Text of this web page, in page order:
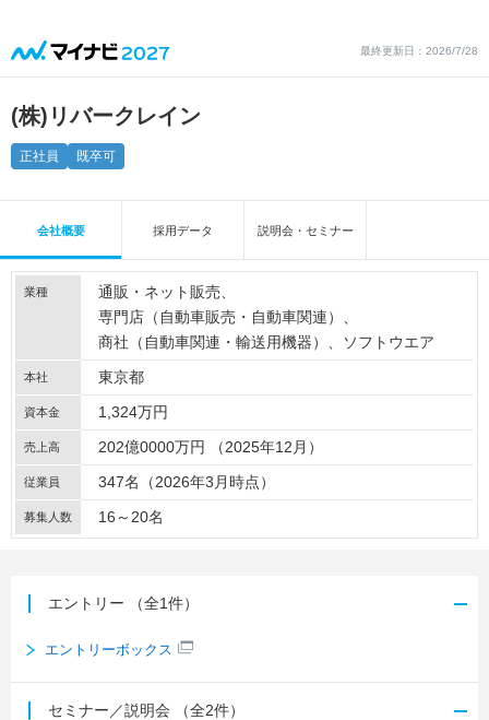
最終更新日：2026/7/28
(株)リバークレイン
正社員 既卒可
会社概要 採用データ 説明会・セミナー
業種
通販・ネット販売
専門店（自動車販売・自動車関連）
商社（自動車関連・輸送用機器）
ソフトウエア
本社 東京都
資本金 1,324万円
売上高 202億0000万円 （2025年12月）
従業員 347名（2026年3月時点）
募集人数 16～20名
エントリー （全1件）
エントリーボックス
セミナー／説明会 （全2件）